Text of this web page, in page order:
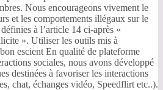
Nous encourageons vivement le
et les comportements illégaux sur le
à l’article 14 ci-après «
». Utiliser les outils mis à
escient En qualité de plateforme
sociales, nous avons développé
destinées à favoriser les interactions
chat, échanges vidéo, Speedflirt etc..).